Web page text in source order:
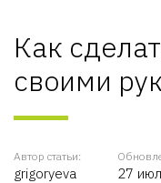
Как
своими
Автор статьи:
grigoryeva 27